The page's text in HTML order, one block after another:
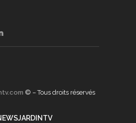
© – Tous droits réservés